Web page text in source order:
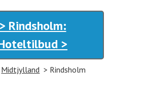
> Rindsholm:
>
Midtjylland Rindsholm